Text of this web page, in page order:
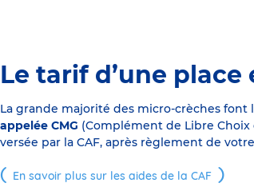
Le tarif d’une
La grande majorité des micro-crèches font
appelée CMG (Complément de Libre Choix
versée par la CAF, après règlement de
En savoir plus sur les aides de la CAF